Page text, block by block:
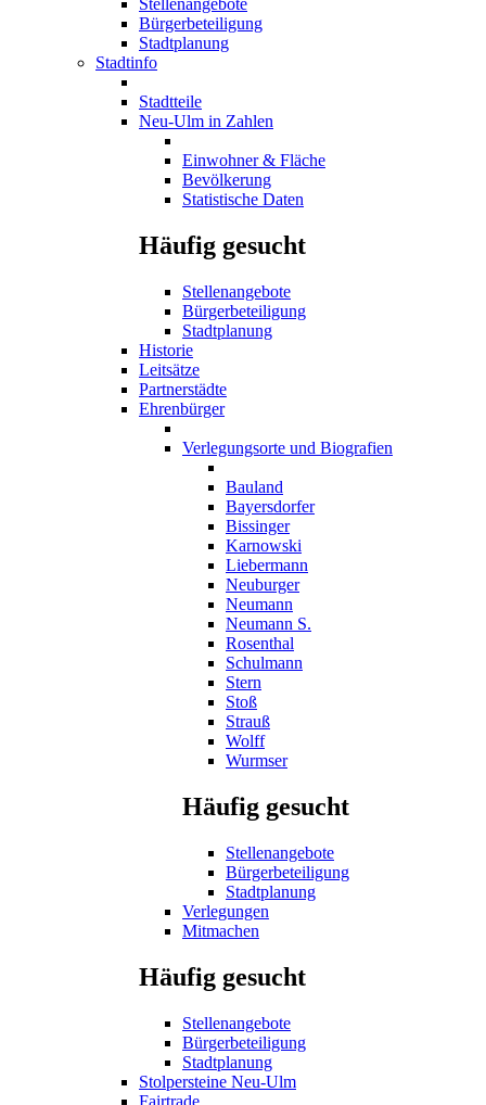
Stellenangebote
Bürgerbeteiligung
Stadtplanung
Stadtinfo
Stadtteile
Neu-Ulm in Zahlen
Einwohner & Fläche
Bevölkerung
Statistische Daten
Häufig gesucht
Stellenangebote
Bürgerbeteiligung
Stadtplanung
Historie
Leitsätze
Partnerstädte
Ehrenbürger
Verlegungsorte und Biografien
Bauland
Bayersdorfer
Bissinger
Karnowski
Liebermann
Neuburger
Neumann
Neumann S.
Rosenthal
Schulmann
Stern
Stoß
Strauß
Wolff
Wurmser
Häufig gesucht
Stellenangebote
Bürgerbeteiligung
Stadtplanung
Verlegungen
Mitmachen
Häufig gesucht
Stellenangebote
Bürgerbeteiligung
Stadtplanung
Stolpersteine Neu-Ulm
Fairtrade